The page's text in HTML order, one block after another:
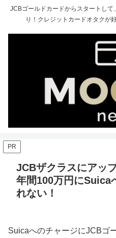
JCBゴールドカードからスタートし
り！クレジットカードオタクが
PR
JCBザクラスにアッ
年間100万円にSuica
れない！
SuicaへのチャージにJCBゴ